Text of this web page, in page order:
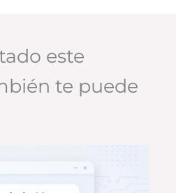
este
te puede